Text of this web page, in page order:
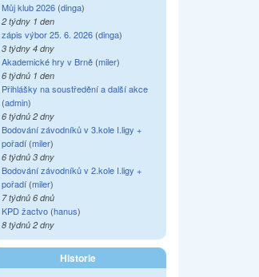
Můj klub 2026(dinga)
2 týdny 1 den
zápis výbor 25. 6. 2026(dinga)
3 týdny 4 dny
Akademické hry v Brně(miler)
6 týdnů 1 den
Přihlášky na soustředění a další akce
(admin)
6 týdnů 2 dny
Bodování závodníků v 3.kole I.ligy +
pořadí(miler)
6 týdnů 3 dny
Bodování závodníků v 2.kole I.ligy +
pořadí(miler)
7 týdnů 6 dnů
KPD žactvo(hanus)
8 týdnů 2 dny
Historie